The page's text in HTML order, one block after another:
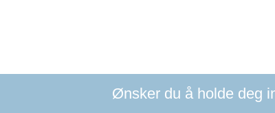
Ønsker du å holde deg